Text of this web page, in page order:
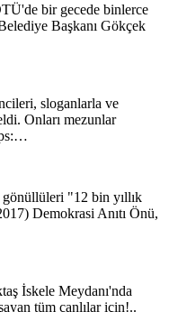
bir gecede binlerce
Başkanı Gökçek
sloganlarla ve
Onları mezunlar
"12 bin yıllık
Demokrasi Anıtı Önü,
İskele Meydanı'nda
tüm canlılar için!..